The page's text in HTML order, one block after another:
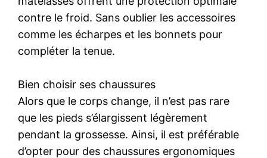
contre le froid. Sans oublier les accessoires
comme les écharpes et les bonnets pour
compléter la tenue.
Bien choisir ses chaussures
Alors que le corps change, il n’est pas rare
que les pieds s’élargissent légèrement
pendant la grossesse. Ainsi, il est préférable
d’opter pour des chaussures ergonomiques